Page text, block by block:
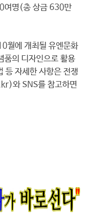
여명(총 상금 630만
월에 개최될 유엔문화
품의 디자인으로 활용
등 자세한 사항은 전쟁
와 SNS를 참고하면